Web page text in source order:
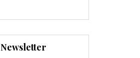
Newsletter